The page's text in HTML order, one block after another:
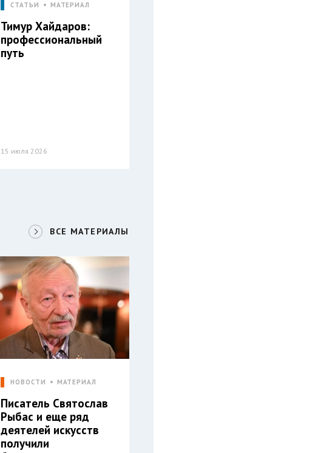
СТАТЬИ МАТЕРИАЛ
Тимур Хайдаров:
профессиональный
путь
15 июля 2026
ВСЕ МАТЕРИАЛЫ
НОВОСТИ МАТЕРИАЛ
Писатель Святослав
Рыбас и еще ряд
деятелей искусств
получили